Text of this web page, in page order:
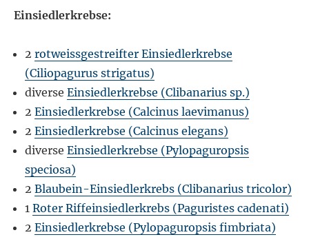
Einsiedlerkrebse:
2rotweissgestreifter Einsiedlerkrebse
(Ciliopagurus strigatus)
diverseEinsiedlerkrebse (Clibanarius sp.)
2Einsiedlerkrebse (Calcinus laevimanus)
2Einsiedlerkrebse (Calcinus elegans)
diverseEinsiedlerkrebse (Pylopaguropsis
speciosa)
2Blaubein-Einsiedlerkrebs (Clibanarius tricolor)
1Roter Riffeinsiedlerkrebs (Paguristes cadenati)
2Einsiedlerkrebse (Pylopaguropsis fimbriata)